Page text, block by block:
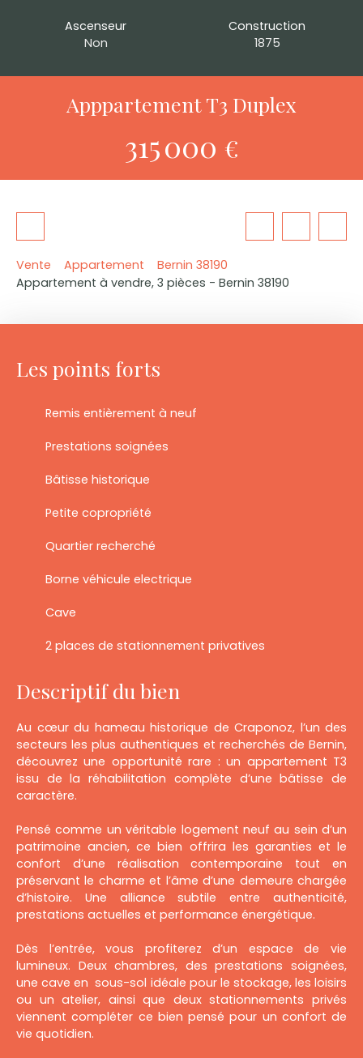
Ascenseur
Non
Construction
1875
Apppartement T3 Duplex
315 000 €
Vente Appartement
Bernin 38190
Appartement à vendre, 3 pièces - Bernin 38190
Les points forts
Remis entièrement à neuf
Prestations soignées
Bâtisse historique
Petite copropriété
Quartier recherché
Borne véhicule electrique
Cave
2 places de stationnement privatives
Descriptif du bien
Au cœur du hameau historique de Craponoz, l’un des
secteurs les plus authentiques et recherchés de Bernin,
découvrez une opportunité rare : un appartement T3
issu de la réhabilitation complète d’une bâtisse de
caractère.
Pensé comme un véritable logement neuf au sein d’un
patrimoine ancien, ce bien offrira les garanties et le
confort d’une réalisation contemporaine tout en
préservant le charme et l’âme d’une demeure chargée
d’histoire. Une alliance subtile entre authenticité,
prestations actuelles et performance énergétique.
Dès l’entrée, vous profiterez d’un espace de vie
lumineux. Deux chambres, des prestations soignées,
une cave en sous-sol idéale pour le stockage, les loisirs
ou un atelier, ainsi que deux stationnements privés
viennent compléter ce bien pensé pour un confort de
vie quotidien.